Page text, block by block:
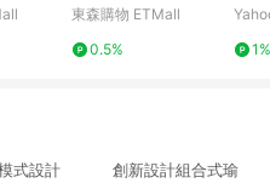
脂美腰神器運動健身
東森購物 ETMall
0.5%
伽
認1%
模式設計 創新設計組合式瑜